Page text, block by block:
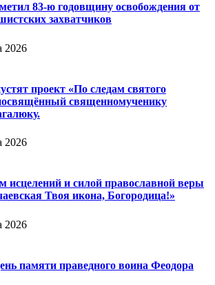
83-ю годовщину освобождения от
захватчиков
2026
проект «По следам святого
священномученику
2026
исцелений и силой православной веры
Твоя икона, Богородица!»
2026
памяти праведного воина Феодора